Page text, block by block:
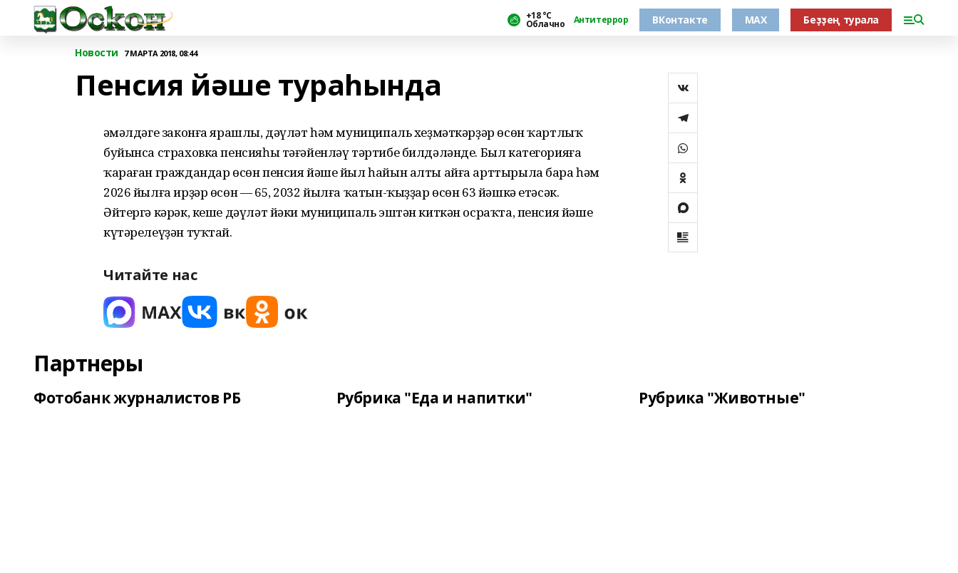
+18 °С
Облачно Антитеррор ВКонтакте MAX Беҙҙең турала
Новости 7 МАРТА 2018, 08:44
Пенсия йәше тураһында
Ғәмәлдәге законға ярашлы, дәүләт һәм муниципаль хеҙмәткәрҙәр өсөн ҡартлыҡ
буйынса страховка пенсияһы тәғәйенләү тәртибе билдәләнде. Был категорияға
ҡараған граждандар өсөн пенсия йәше йыл һайын алты айға арттырыла бара һәм
2026 йылға ирҙәр өсөн — 65, 2032 йылға ҡатын-ҡыҙҙар өсөн 63 йәшкә етәсәк.
Әйтергә кәрәк, кеше дәүләт йәки муниципаль эштән киткән осраҡта, пенсия йәше
күтәрелеүҙән туҡтай.
Читайте нас
Партнеры
Фотобанк журналистов РБ Рубрика "Еда и напитки" Рубрика "Животные"